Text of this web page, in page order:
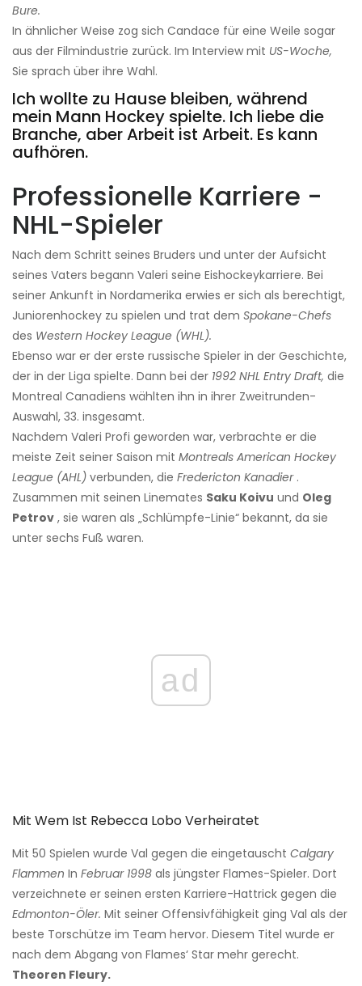
Bure.
In ähnlicher Weise zog sich Candace für eine Weile sogar
aus der Filmindustrie zurück. Im Interview mit US-Woche,
Sie sprach über ihre Wahl.
Ich wollte zu Hause bleiben, während
mein Mann Hockey spielte. Ich liebe die
Branche, aber Arbeit ist Arbeit. Es kann
aufhören.
Professionelle Karriere -
NHL-Spieler
Nach dem Schritt seines Bruders und unter der Aufsicht
seines Vaters begann Valeri seine Eishockeykarriere. Bei
seiner Ankunft in Nordamerika erwies er sich als berechtigt,
Juniorenhockey zu spielen und trat dem Spokane-Chefs
des Western Hockey League (WHL).
Ebenso war er der erste russische Spieler in der Geschichte,
der in der Liga spielte. Dann bei der 1992 NHL Entry Draft, die
Montreal Canadiens wählten ihn in ihrer Zweitrunden-
Auswahl, 33. insgesamt.
Nachdem Valeri Profi geworden war, verbrachte er die
meiste Zeit seiner Saison mit Montreals American Hockey
League (AHL) verbunden, die Fredericton Kanadier.
Zusammen mit seinen Linemates Saku Koivu und Oleg
Petrov , sie waren als „Schlümpfe-Linie“ bekannt, da sie
unter sechs Fuß waren.
ad
Mit Wem Ist Rebecca Lobo Verheiratet
Mit 50 Spielen wurde Val gegen die eingetauscht Calgary
Flammen In Februar 1998 als jüngster Flames-Spieler. Dort
verzeichnete er seinen ersten Karriere-Hattrick gegen die
Edmonton-Öler. Mit seiner Offensivfähigkeit ging Val als der
beste Torschütze im Team hervor. Diesem Titel wurde er
nach dem Abgang von Flames‘ Star mehr gerecht.
Theoren Fleury.